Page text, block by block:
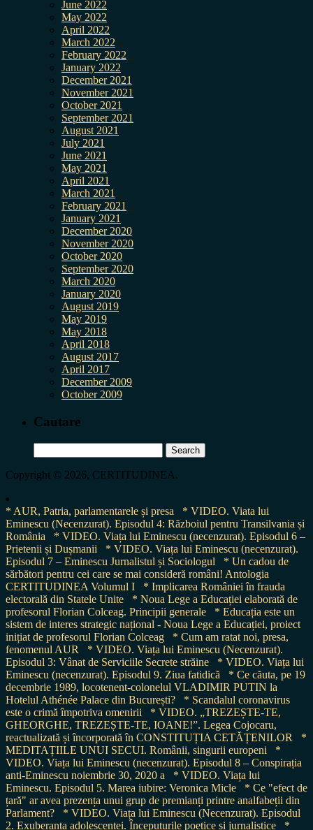
June 2022
May 2022
April 2022
March 2022
February 2022
January 2022
December 2021
November 2021
October 2021
September 2021
August 2021
July 2021
June 2021
May 2021
April 2021
March 2021
February 2021
January 2021
December 2020
November 2020
October 2020
September 2020
March 2020
January 2020
August 2019
May 2019
May 2018
April 2018
August 2017
April 2017
December 2009
October 2009
Cautare
for:
Copyright © 2026, CERTITUDINEA.
* AUR, Patria, parlamentarele și presa
* VIDEO. Viata lui
Eminescu (Necenzurat). Episodul 4: Războiul pentru Transilvania și
România
* VIDEO. Viața lui Eminescu (necenzurat). Episodul 6 –
Prietenii și Dușmanii
* VIDEO. Viața lui Eminescu (necenzurat).
Episodul 7 – Eminescu Jurnalistul și Sociologul
* Un cadou de
sărbători pentru cei care se mai consideră români! Antologia
CERTITUDINEA Volumul I
* Implicarea României în frauda
electorală din Statele Unite
* Noua Lege a Educației elaborată de
profesorul Florian Colceag. Principii generale
* Educația este un
sistem de interes strategic național - Noua Lege a Educației, proiect
inițiat de profesorul Florian Colceag
* Cum am ratat noi, presa,
fenomenul AUR
* VIDEO. Viața lui Eminescu (Necenzurat).
Episodul 3: Vânat de Serviciile Secrete străine
* VIDEO. Viața lui
Eminescu (necenzurat). Episodul 9. Ziua fatidică
* Ce căuta, pe 19
decembrie 1989, locotenent-colonelul VLADIMIR PUTIN la
Hotelul Athénée Palace din București?
* Scandalul coronavirus
este o crimă împotriva omenirii
* VIDEO. „TREZEȘTE-TE,
GHEORGHE, TREZEȘTE-TE, IOANE!”. Legea Cojocaru,
reactualizată și încorporată în CONSTITUȚIA CETĂȚENILOR
*
MEDITAȚIILE UNUI SECUI. Românii, singurii europeni
*
VIDEO. Viața lui Eminescu (necenzurat). Episodul 8 – Conspirația
anti-Eminescu noiembrie 30, 2020 a
* VIDEO. Viața lui
Eminescu. Episodul 5. Marea iubire: Veronica Micle
* Ce "efect de
țară" ar avea prezența unui grup de premianți printre analfabeții din
Parlament?
* VIDEO. Viața lui Eminescu (Necenzurat). Episodul
2. Exuberanța adolescenței. Începuturile poetice și jurnalistice
*